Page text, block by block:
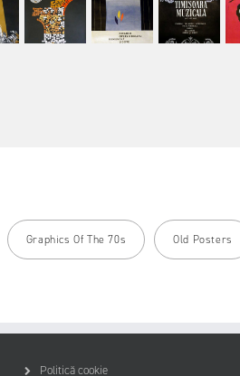
Graphics Of The 70s Old Posters
Politică cookie